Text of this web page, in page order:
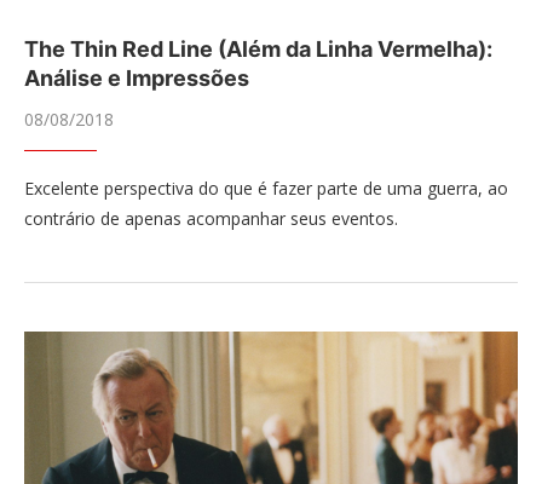
The Thin Red Line (Além da Linha Vermelha):
Análise e Impressões
08/08/2018
Excelente perspectiva do que é fazer parte de uma guerra, ao
contrário de apenas acompanhar seus eventos.